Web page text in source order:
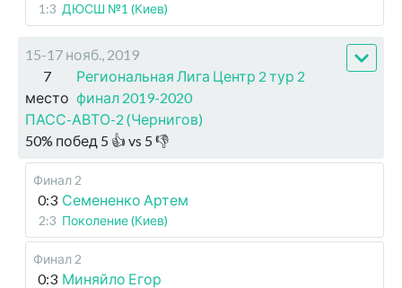
1:3 ДЮСШ №1 (Киев)
15-17 нояб., 2019
7
место
Региональная Лига Центр 2 тур 2
финал 2019-2020
ПАСС-АВТО-2 (Чернигов)
50% побед 5 👍 vs 5 👎
Финал 2
0:3 Семененко Артем
2:3 Поколение (Киев)
Финал 2
0:3 Миняйло Егор